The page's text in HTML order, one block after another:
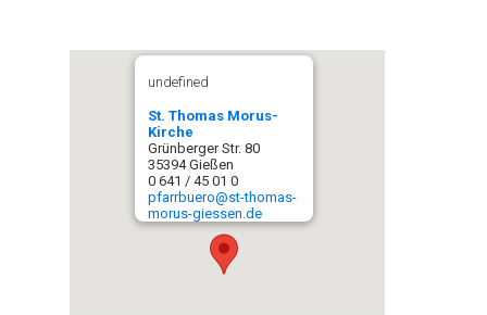
undefined
St. Thomas Morus-
Kirche
Grünberger Str. 80
35394 Gießen
0 641 / 45 01 0
pfarrbuero@st-thomas-
morus-giessen.de